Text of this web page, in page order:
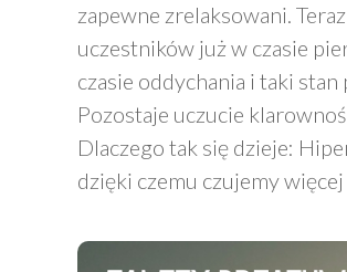
zapewne zrelaksowani.
uczestników już w czasie
czasie oddychania i taki
Pozostaje uczucie
Dlaczego tak się dzieje:
dzięki czemu czujemy